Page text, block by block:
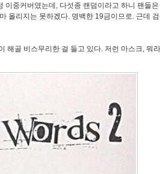
중커버였는데, 다섯종 랜덤이라고 하니 팬들
올리지는 못하겠다. 명백한 19금이므로. 근데
해골 비스무리한 걸 들고 있다. 저런 마스크, 뭐